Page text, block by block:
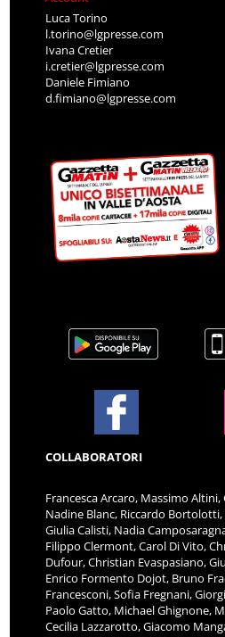
Luca Torino
l.torino@lgpresse.com
Ivana Cretier
i.cretier@lgpresse.com
Daniele Fimiano
d.fimiano@lgpresse.com
COLLABORATORI
Francesca Arcaro, Massimo
Nadine Blanc, Riccardo
Giulia Calisti, Nadia
Filippo Clermont, Carol Di Vito,
Dufour, Christian Evaspasiano,
Enrico Formento Dojot, Bruno
Francesconi, Sofia Fregnani,
Paolo Gatto, Michael Ghignone,
Cecilia Lazzarotto, Giacomo